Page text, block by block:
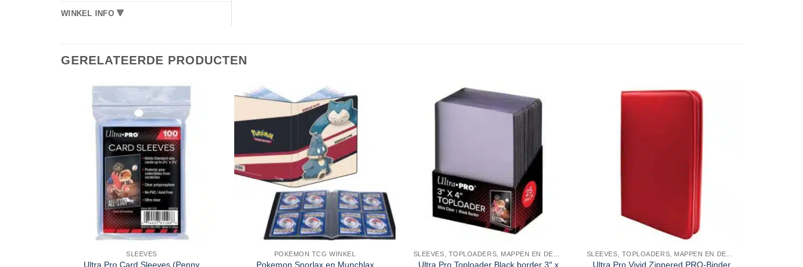
WINKEL INFO 🔻
GERELATEERDE PRODUCTEN
SLEEVES
Ultra Pro Card Sleeves (Penny
POKÉMON TCG WINKEL
Pokemon Snorlax en Munchlax Ultra Pro Toploader Black border 3″ x Ultra Pro Vivid Zippered PRO-Binder